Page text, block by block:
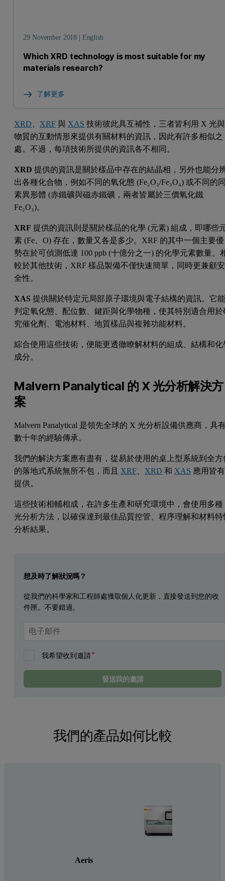
29 November 2018 | English
Which XRD technology is most suitable for my
materials research?
了解更多
XRD XRF 與 XAS 技術彼此具互補性，三者皆利用 X 光與
物質的互動情形來提供有關材料的資訊，因此有許多相似之
處。不過，每項技術所提供的資訊各不相同。
XRD 提供的資訊是關於樣品中存在的結晶相，另外也能分
出各種化合物，例如不同的氧化態 (Fe₂O₃/Fe₃O₄) 或不同的
素異形體 (赤鐵礦與磁赤鐵礦，兩者皆屬於三價氧化鐵
Fe₂O₃)。
XRF 提供的資訊則是關於樣品的化學 (元素) 組成，即哪些
素 (Fe、O) 存在，數量又各是多少。XRF 的其中一個主要優
勢在於可偵測低達 100 ppb (十億分之一) 的化學元素數量。
較於其他技術，XRF 樣品製備不僅快速簡單，同時更兼顧安
全性。
XAS 提供關於特定元局部原子環境與電子結構的資訊。它
判定氧化態、配位數、鍵距與化學物種，使其特別適合用於
究催化劑、電池材料、地質樣品與複雜功能材料。
綜合使用這些技術，便能更透徹瞭解材料的組成、結構和化
成分。
Malvern Panalytical 的 X 光分析解決方
案
Malvern Panalytical 是領先全球的 X 光分析設備供應商，具
數十年的經驗傳承。
我們的解決方案應有盡有，從易於使用的桌上型系統到全方
的落地式系統無所不包，而且 XRF XRD 和 XAS 應用皆有
提供。
這些技術相輔相成，在許多生產和研究環境中，會使用多種
光分析方法，以確保達到最佳品質控管、程序理解和材料特
分析結果。
想及時了解狀況嗎？
從我們的科學家和工程師處獲取個人化更新，直接發送到您的收
件匣。不要錯過。
我希望收到邀請
發送我的邀請
我們的產品如何比較
Aeris